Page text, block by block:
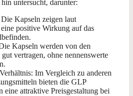
untersucht, darunter:
Kapseln zeigen laut
positive Wirkung auf das
Kapseln werden von den
vertragen, ohne nennenswerte
Im Vergleich zu anderen
bieten die GLP
eine attraktive Preisgestaltung bei